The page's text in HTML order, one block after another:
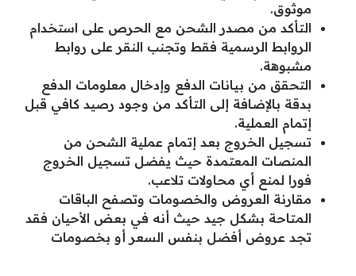
موثوق.
التأكد من مصدر الشحن مع الحرص على استخدام
الروابط الرسمية فقط وتجنب النقر على روابط
مشبوهة.
التحقق من بيانات الدفع وإدخال معلومات الدفع
بدقة بالإضافة إلى التأكد من وجود رصيد كافي قبل
إتمام العملية.
تسجيل الخروج بعد إتمام عملية الشحن من
المنصات المعتمدة حيث يفضل تسجيل الخروج
فورا لمنع أي محاولات تلاعب.
مقارنة العروض والخصومات وتصفح الباقات
المتاحة بشكل جيد حيث أنه في بعض الأحيان فقد
تجد عروض أفضل بنفس السعر أو بخصومات